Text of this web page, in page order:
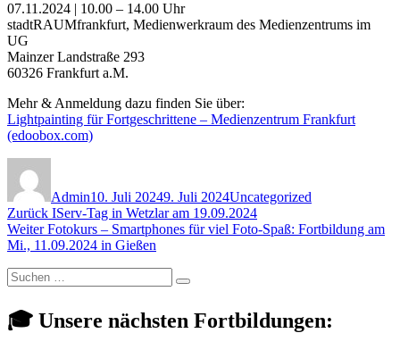
07.11.2024 | 10.00 – 14.00 Uhr
stadtRAUMfrankfurt, Medienwerkraum des Medienzentrums im
UG
Mainzer Landstraße 293
60326 Frankfurt a.M.
Mehr & Anmeldung dazu finden Sie über:
Lightpainting für Fortgeschrittene – Medienzentrum Frankfurt
(edoobox.com)
Admin10. Juli 20249. Juli 2024Uncategorized
Beitragsnavigation
Zurück Vorheriger
Beitrag:
IServ-Tag in Wetzlar am 19.09.2024
Weiter Nächster
Beitrag:
Fotokurs – Smartphones für viel Foto-Spaß: Fortbildung am
Mi., 11.09.2024 in Gießen
Suchen
nach:
Suchen
🎓 Unsere nächsten Fortbildungen: